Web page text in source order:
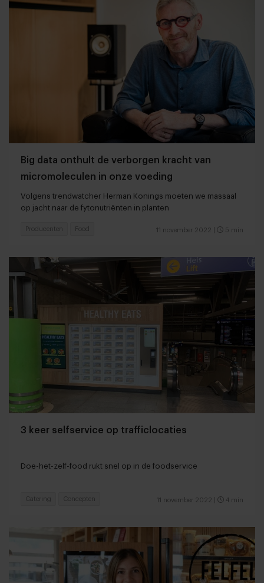
Big data onthult de verborgen kracht van
micromoleculen in onze voeding
Volgens trendwatcher Herman Konings moeten we massaal
op jacht naar de fytonutriënten in planten
11 november 2022 5 min
Producenten Food
3 keer selfservice op trafficlocaties
Doe-het-zelf-food rukt snel op in de foodservice
11 november 2022 4 min
Catering Concepten